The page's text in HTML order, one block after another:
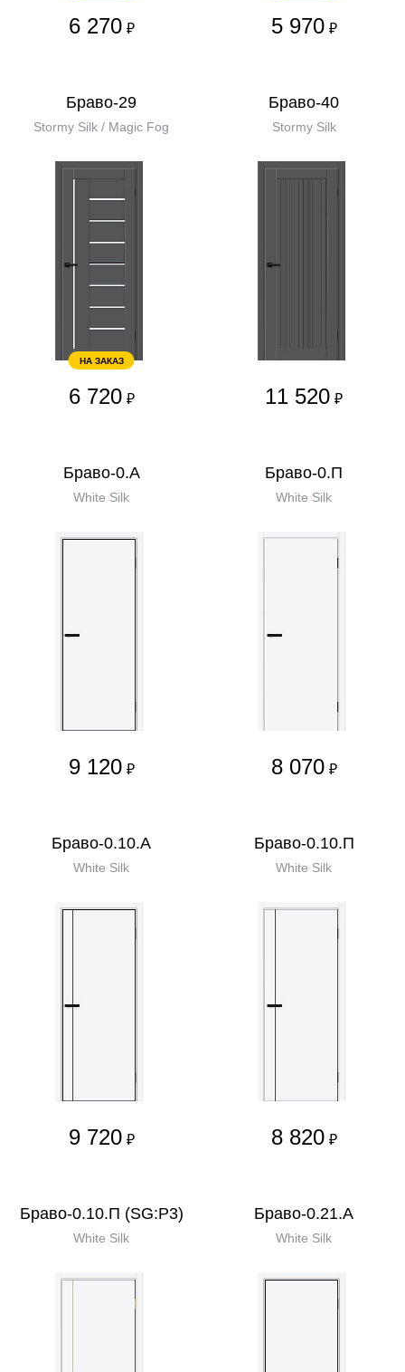
6 270 ₽ 5 970 ₽
Браво-29
Stormy Silk / Magic Fog
НА ЗАКАЗ
6 720 ₽
Браво-40
Stormy Silk
11 520 ₽
Браво-0.А
White Silk
9 120 ₽
Браво-0.П
White Silk
8 070 ₽
Браво-0.10.А
White Silk
9 720 ₽
Браво-0.10.П
White Silk
8 820 ₽
Браво-0.10.П (SG:P3)
White Silk
Браво-0.21.А
White Silk